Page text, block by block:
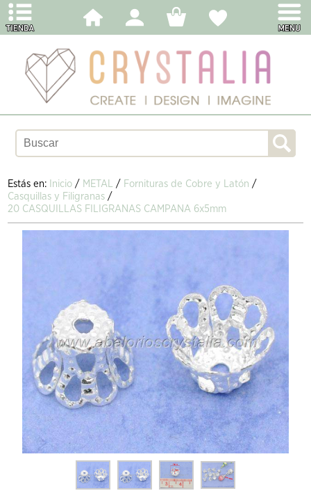
Estás en: Inicio / METAL / Fornituras de Cobre y Latón /
Casquillas y Filigranas /
20 CASQUILLAS FILIGRANAS CAMPANA 6x5mm